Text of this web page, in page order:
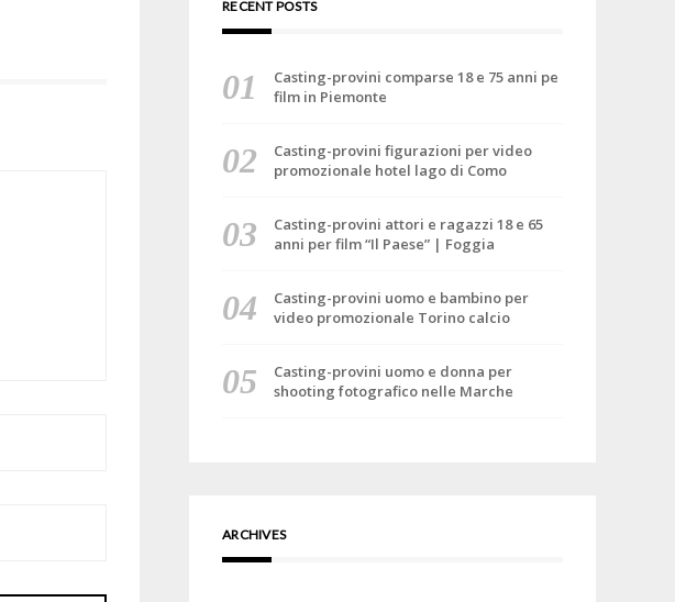
RECENT POSTS
Casting-provini comparse 18 e 75 anni pe
film in Piemonte
Casting-provini figurazioni per video
promozionale hotel lago di Como
Casting-provini attori e ragazzi 18 e 65
anni per film “Il Paese” | Foggia
Casting-provini uomo e bambino per
video promozionale Torino calcio
Casting-provini uomo e donna per
shooting fotografico nelle Marche
ARCHIVES